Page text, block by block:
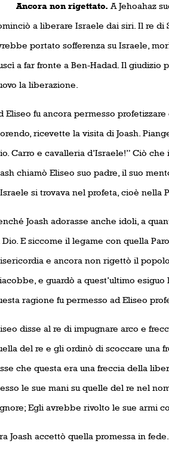
non rigettato. A Jehoahaz
a liberare Israele dai siri. Il re di
portato sofferenza su Israele,
a far fronte a Ben-Hadad. Il giudizio
la liberazione.
Eliseo fu ancora permesso
ricevette la visita di Joash.
Carro e cavalleria d’Israele!” Ciò
chiamò Eliseo suo padre, il suo
si trovava nel profeta, cioè nella
Joash adorasse anche idoli, a
Dio. E siccome il legame con quella
e ancora non rigettò il
e guardò a quest’ultimo
ragione fu permesso ad Eliseo
disse al re di impugnare arco e
del re e gli ordinò di scoccare una
che questa era una freccia della
le sue mani su quelle del re nel
Egli avrebbe rivolto le sue armi
Joash accettò quella promessa in